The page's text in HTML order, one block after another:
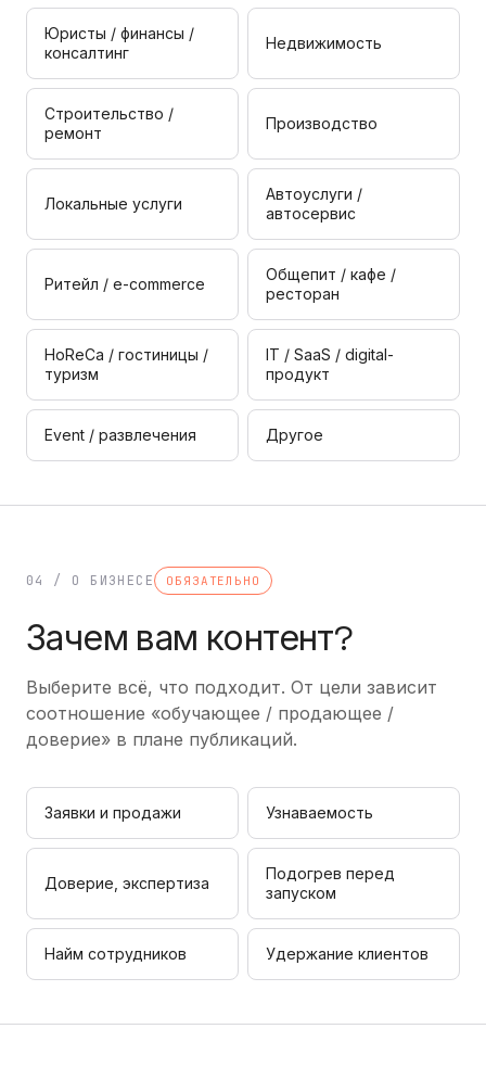
Юристы / финансы /
консалтинг
Недвижимость
Строительство /
ремонт
Производство
Локальные услуги
Автоуслуги /
автосервис
Ритейл / e-commerce
Общепит / кафе /
ресторан
HoReCa / гостиницы /
туризм
IT / SaaS / digital-
продукт
Event / развлечения Другое
04 / О БИЗНЕСЕ ОБЯЗАТЕЛЬНО
Зачем вам контент?
Выберите всё, что подходит. От цели зависит
соотношение «обучающее / продающее /
доверие» в плане публикаций.
Заявки и продажи Узнаваемость
Доверие, экспертиза
Подогрев перед
запуском
Найм сотрудников Удержание клиентов